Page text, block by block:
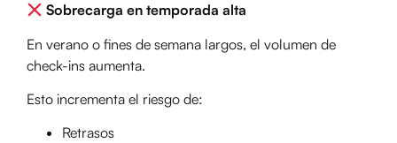
Sobrecarga en temporada alta
En verano o fines de semana largos, el volumen de
check-ins aumenta.
Esto incrementa el riesgo de:
Retrasos